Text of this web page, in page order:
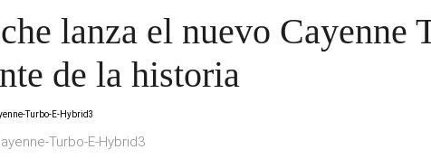
lanza el nuevo Cayenne
de la historia
Turbo-E-Hybrid3